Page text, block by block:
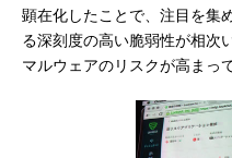
顕在化したことで、注目を集
る深刻度の高い脆弱性が相次
マルウェアのリスクが高まっ